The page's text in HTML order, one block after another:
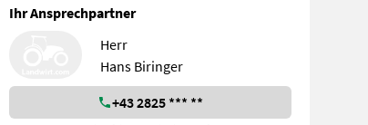
Ihr Ansprechpartner
Herr
Hans Biringer
+43 2825 *** **